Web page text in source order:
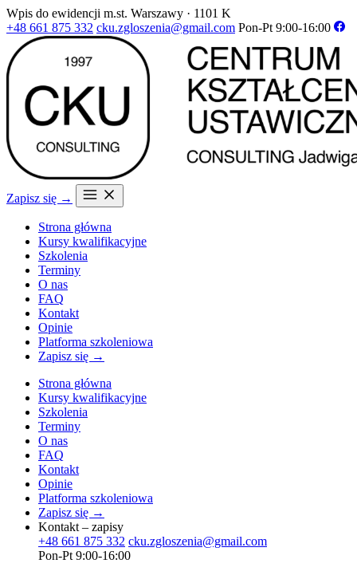
Wpis do ewidencji m.st. Warszawy · 1101 K
+48 661 875 332 cku.zgloszenia@gmail.com Pon-Pt 9:00-16:00
Zapisz się →
Strona główna
Kursy kwalifikacyjne
Szkolenia
Terminy
O nas
FAQ
Kontakt
Opinie
Platforma szkoleniowa
Zapisz się →
Strona główna
Kursy kwalifikacyjne
Szkolenia
Terminy
O nas
FAQ
Kontakt
Opinie
Platforma szkoleniowa
Zapisz się →
Kontakt – zapisy
+48 661 875 332 cku.zgloszenia@gmail.com
Pon-Pt 9:00-16:00